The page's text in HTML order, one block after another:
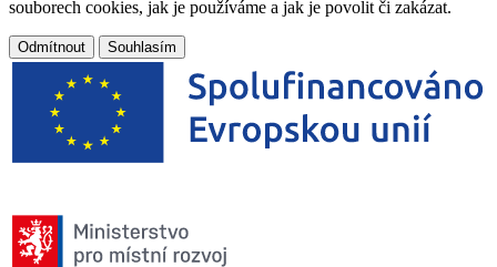
souborech cookies, jak je používáme a jak je povolit či zakázat.
Odmítnout Souhlasím